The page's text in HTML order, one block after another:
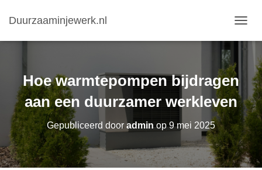
Duurzaaminjewerk.nl
A
T
I
E
W
I
S
S
Hoe warmtepompen bijdragen
aan een duurzamer werkleven
Gepubliceerd door adminop9 mei 2025